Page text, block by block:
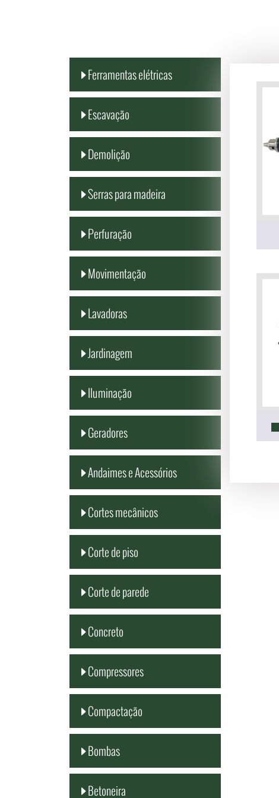
Ferramentas elétricas
Escavação
Demolição
Serras para madeira
Perfuração
Movimentação
Lavadoras
Jardinagem
Iluminação
Geradores
Andaimes e Acessórios
Cortes mecânicos
Corte de piso
Corte de parede
Concreto
Compressores
Compactação
Bombas
Betoneira